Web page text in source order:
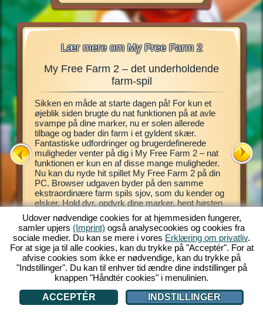
Lær mere om My Free Farm 2
din helt
og
My Free Farm 2 – det underholdende
farm-spil
Sikken en måde at starte dagen på! For kun et
øjeblik siden brugte du nat funktionen på at avle
svampe på dine marker, nu er solen allerede
tilbage og bader din farm i et gyldent skær.
Fantastiske udfordringer og brugerdefinerede
muligheder venter på dig i My Free Farm 2 – nat
funktionen er kun en af disse mange muligheder.
Nu kan du nyde hit spillet My Free Farm 2 på din
PC. Browser udgaven byder på den samme
ekstraordinære farm spils sjov, som du kender og
elsker. Hold dyr, opdyrk dine marker, hent høsten
ind og producer lækre varer til dine kunder.
Register dig gratis nu og kom godt i gang!
My
Dette
spillet
spillet,
Pas
dig
dine
farm,
Udover nødvendige cookies for at hjemmesiden fungerer,
samler upjers (Imprint) også analysecookies og cookies fra
sociale medier. Du kan se mere i vores Erklæring om privatliv.
For at sige ja til alle cookies, kan du trykke på "Acceptér". For at
afvise cookies som ikke er nødvendige, kan du trykke på
"Indstillinger". Du kan til enhver tid ændre dine indstillinger på
knappen "Håndtér cookies" i menulinien.
ACCEPTÉR
INDSTILLINGER